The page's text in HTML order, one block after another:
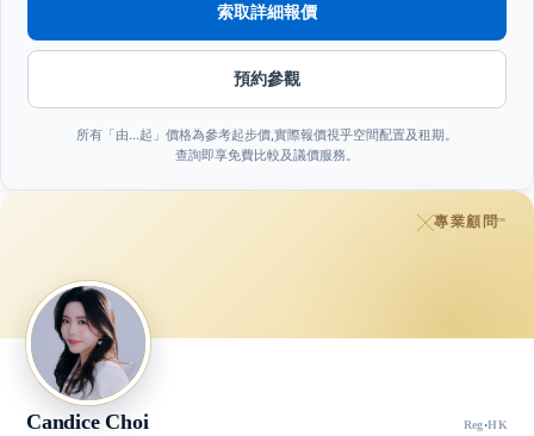
索取詳細報價
預約參觀
所有「由…起」價格為參考起步價,實際報價視乎空間配置及租期。
查詢即享免費比較及議價服務。
專業顧問™
Candice Choi Reg·HK